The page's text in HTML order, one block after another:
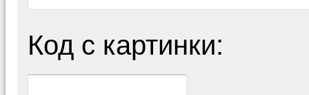
Код с картинки: